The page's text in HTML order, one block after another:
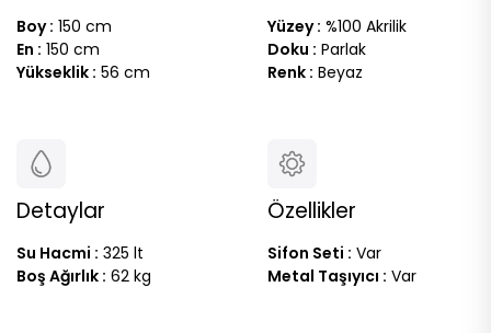
Boy : 150 cm
En : 150 cm
Yükseklik : 56 cm
Yüzey : %100 Akrilik
Doku : Parlak
Renk : Beyaz
Detaylar
Su Hacmi : 325 lt
Boş Ağırlık : 62 kg
Özellikler
Sifon Seti : Var
Metal Taşıyıcı : Var